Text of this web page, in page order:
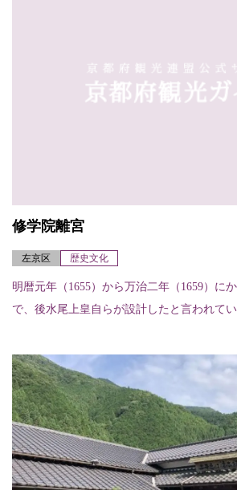
修学院離宮
左京区 歴史文化
明暦元年（1655）から万治二年（1659）に
で、後水尾上皇自らが設計したと言われてい
に趣向が凝ら...